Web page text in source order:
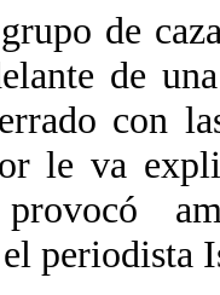
de
de
con
le va
provocó
periodista